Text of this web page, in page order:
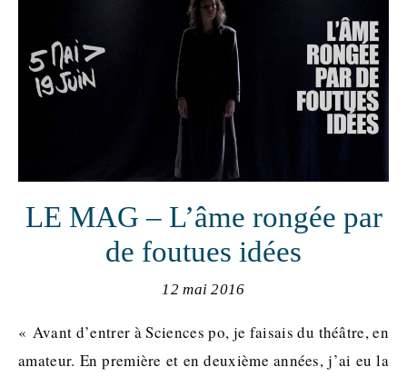
LE MAG – L’âme rongée par
de foutues idées
12 mai 2016
« Avant d’entrer à Sciences po, je faisais du théâtre, en
amateur. En première et en deuxième années, j’ai eu la